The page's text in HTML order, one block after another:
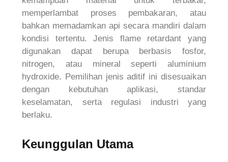
memperlambat proses pembakaran, atau
bahkan memadamkan api secara mandiri dalam
kondisi tertentu. Jenis flame retardant yang
digunakan dapat berupa berbasis fosfor,
nitrogen, atau mineral seperti aluminium
hydroxide. Pemilihan jenis aditif ini disesuaikan
dengan kebutuhan aplikasi, standar
keselamatan, serta regulasi industri yang
berlaku.
Keunggulan Utama